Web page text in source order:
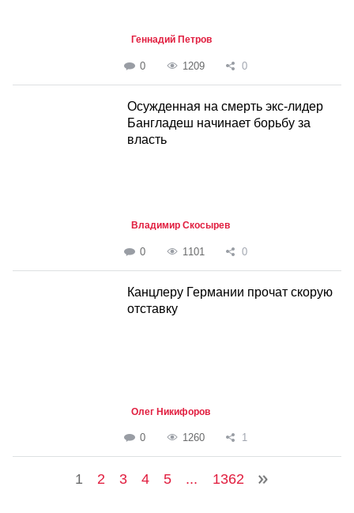
Геннадий Петров
0 1209 0
Осужденная на смерть экс-лидер
Бангладеш начинает борьбу за
власть
Владимир Скосырев
0 1101 0
Канцлеру Германии прочат скорую
отставку
Олег Никифоров
0 1260 1
1 2 3 4 5 ... 1362